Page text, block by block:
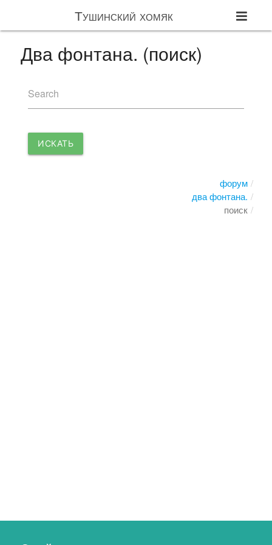
Тушинский хомяк
Два фонтана. (поиск)
Search
ИСКАТЬ
форум
два фонтана.
поиск